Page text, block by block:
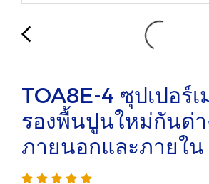
TOA8E-4 ซุปเปอร์เ
รองพื้นปูนใหม่กันด่า
ภายนอกและภายใน